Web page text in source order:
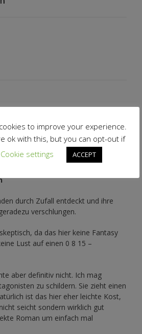
durch Zufall entdeckt und ihre
geradezu verschlungen.
da das hier keine Fantasy
Lust auf einen 0 8 15 –
aber definitiv nicht. Ich mag
zu schildern. Sie zieht einen
ist das hier eher leichte Kost,
seicht sondern wirklich gut
Roman um einfach mal
to improve your experience.
ok with this, but you can opt-out if
Cookie settings ACCEPT